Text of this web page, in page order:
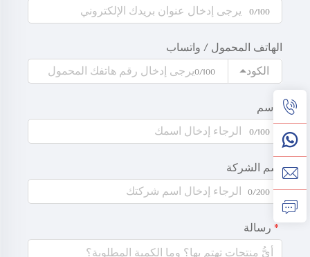
0/100
الهاتف المحمول / واتساب
الكود
0/100
الاسم
0/100
اسم الشركة
0/200
رسالة